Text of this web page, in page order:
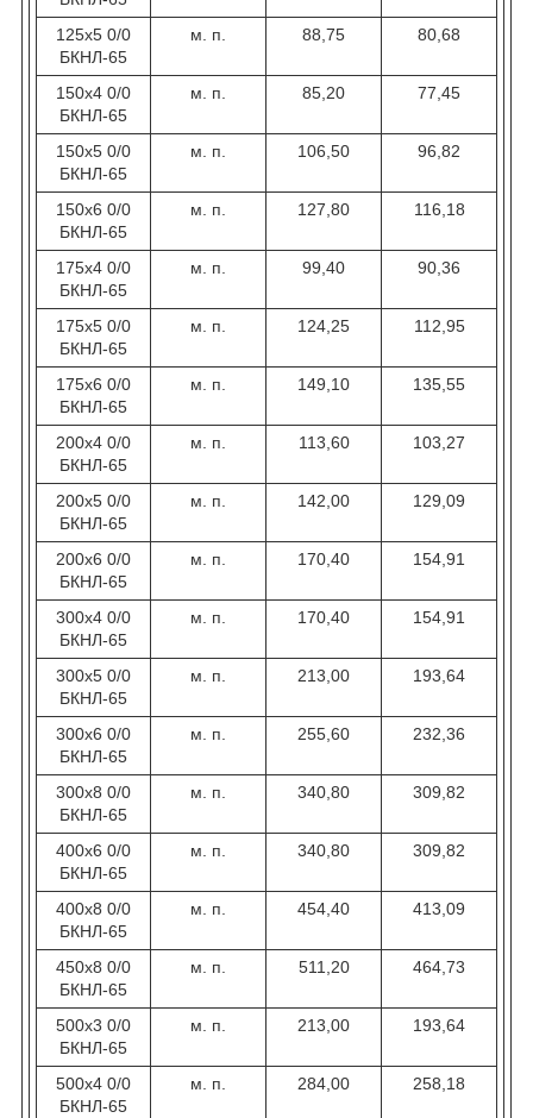
125х5 0/0
БКНЛ-65
м. п. 88,75 80,68
150х4 0/0
БКНЛ-65
м. п. 85,20 77,45
150х5 0/0
БКНЛ-65
м. п. 106,50 96,82
150x6 0/0
БКНЛ-65
м. п. 127,80 116,18
175х4 0/0
БКНЛ-65
м. п. 99,40 90,36
175х5 0/0
БКНЛ-65
м. п. 124,25 112,95
175х6 0/0
БКНЛ-65
м. п. 149,10 135,55
200х4 0/0
БКНЛ-65
м. п. 113,60 103,27
200х5 0/0
БКНЛ-65
м. п. 142,00 129,09
200х6 0/0
БКНЛ-65
м. п. 170,40 154,91
300х4 0/0
БКНЛ-65
м. п. 170,40 154,91
300х5 0/0
БКНЛ-65
м. п. 213,00 193,64
300х6 0/0
БКНЛ-65
м. п. 255,60 232,36
300х8 0/0
БКНЛ-65
м. п. 340,80 309,82
400х6 0/0
БКНЛ-65
м. п. 340,80 309,82
400х8 0/0
БКНЛ-65
м. п. 454,40 413,09
450х8 0/0
БКНЛ-65
м. п. 511,20 464,73
500х3 0/0
БКНЛ-65
м. п. 213,00 193,64
500х4 0/0
БКНЛ-65
м. п. 284,00 258,18